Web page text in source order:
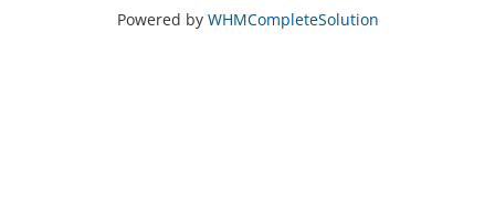
Powered by WHMCompleteSolution